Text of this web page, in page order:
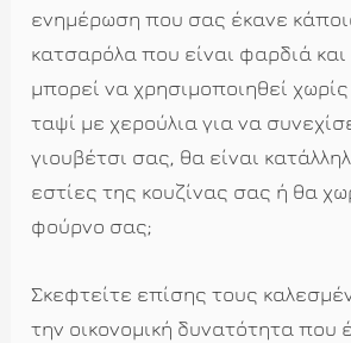
ενημέρωση που σας έκανε
κατσαρόλα που είναι φαρδιά και
μπορεί να χρησιμοποιηθεί
ταψί με χερούλια για να
γιουβέτσι σας, θα είναι
εστίες της κουζίνας σας ή θα
φούρνο σας;
Σκεφτείτε επίσης τους
την οικονομική δυνατότητα που